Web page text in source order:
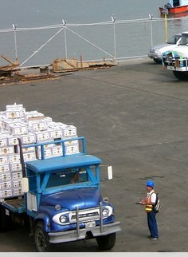
Печать в
Различные форматы
Доставка